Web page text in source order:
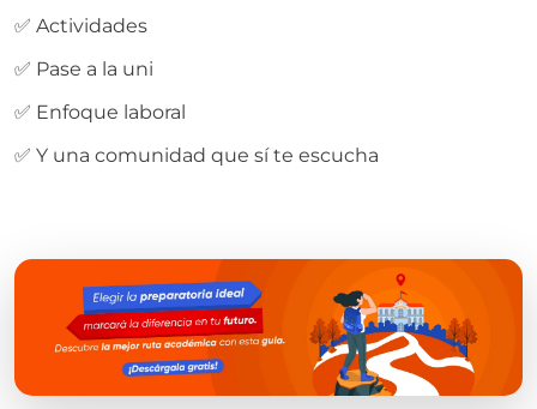
✅ Actividades
✅ Pase a la uni
✅ Enfoque laboral
✅ Y una comunidad que sí te escucha